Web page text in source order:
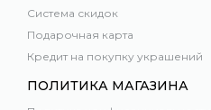
Система скидок
Подарочная карта
Кредит на покупку украшений
ПОЛИТИКА МАГАЗИНА